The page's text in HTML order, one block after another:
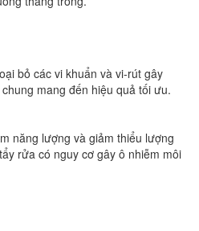
bỏ các vi khuẩn và vi-rút gây
mang đến hiệu quả tối ưu.
năng lượng và giảm thiểu lượng
rửa có nguy cơ gây ô nhiễm môi